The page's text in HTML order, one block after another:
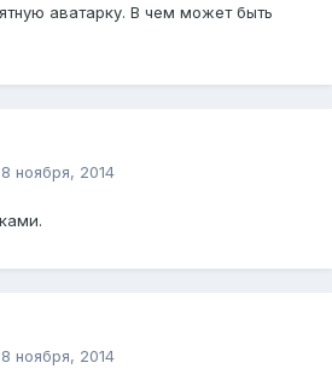
аватарку. В чем может быть
ноября, 2014
ноября, 2014